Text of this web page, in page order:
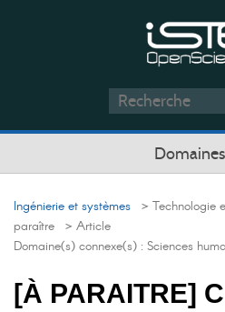
Domaines
Ingénierie et systèmes > Technologie
paraître > Article
Domaine(s) connexe(s) : Sciences
[À PARAITRE]